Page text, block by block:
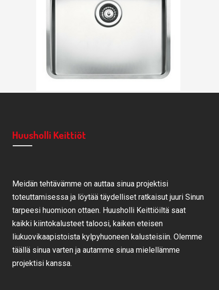
Huusholli Keittiöt
Meidän tehtävämme on auttaa sinua projektisi
toteuttamisessa ja löytää täydelliset ratkaisut juuri Sinun
tarpeesi huomioon ottaen. Huusholli Keittiöiltä saat
kaikki kiintokalusteet taloosi, kaiken eteisen
liukuovikaapistoista kylpyhuoneen kalusteisiin. Olemme
täällä sinua varten ja autamme sinua mielellämme
projektisi kanssa.